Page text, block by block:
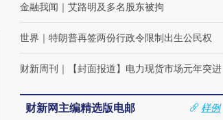
金融我闻 ｜ 艾路明及多名股东被拘
世界 ｜ 特朗普再签两份行政令限制出生公民权
财新周刊 ｜ 【封面报道】电力现货市场元年突进
财新网主编精选版电邮
样例